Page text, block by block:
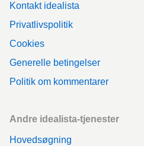
Kontakt idealista
Privatlivspolitik
Cookies
Generelle betingelser
Politik om kommentarer
Andre idealista-tjenester
Hovedsøgning